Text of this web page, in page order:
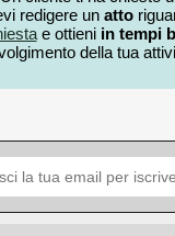
redigere un atto
e ottieni in tempi
della tua